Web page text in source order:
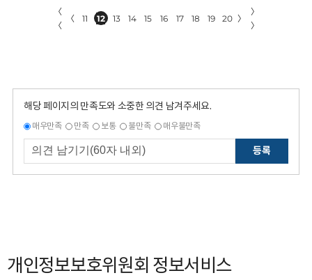
〈
〈
〈 11 12 13 14 15 16 17 18 19 20 〉
〉
〉
해당 페이지의 만족도와 소중한 의견 남겨주세요.
매우만족 만족 보통 불만족 매우불만족
등록
개인정보보호위원회 정보서비스